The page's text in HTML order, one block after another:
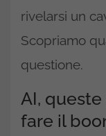
rivelarsi un
Scopriamo
questione.
AI,
fare il